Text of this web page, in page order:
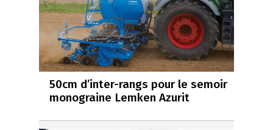
50cm d’inter-rangs pour le semoir
monograine Lemken Azurit